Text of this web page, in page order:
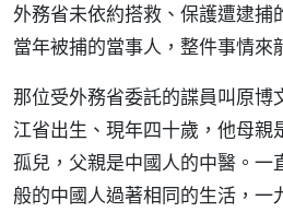
外務省未依約搭救、保護遭逮捕
當年被捕的當事人，整件事情來
那位受外務省委託的諜員叫原博
江省出生、現年四十歲，他母親
孤兒，父親是中國人的中醫。一
般的中國人過著相同的生活，一